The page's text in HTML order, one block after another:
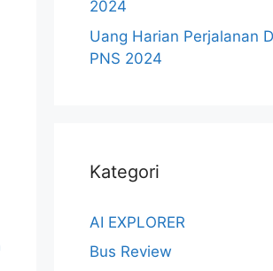
2024
Uang Harian Perjalanan
PNS 2024
Kategori
AI EXPLORER
Bus Review